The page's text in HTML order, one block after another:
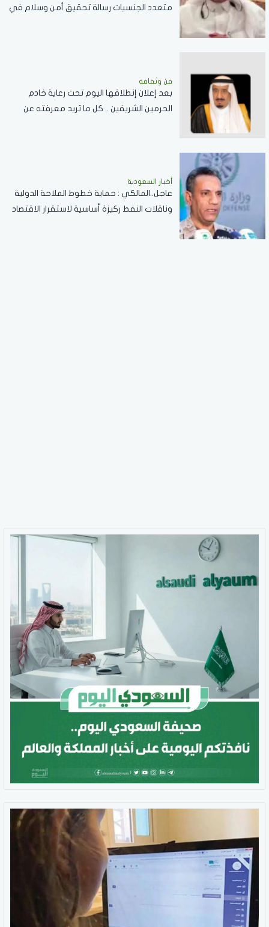
متعدد الجنسيات رسالة تحقيق أمن وسلام في
فن وثقافة
بعد إعلان إنطلاقها اليوم تحت رعاية خادم
الحرمين الشريفين .. كل ما تريد معرفته عن
أخبار السعودية
عاجل..المالكي : حماية خطوط الملاحة الدولية
وناقلات النفط ركيزة أساسية لاستقرار الاقتصاد